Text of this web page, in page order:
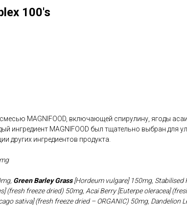
100's
MAGNIFOOD, включающей спирулину, ягоды
ингредиент MAGNIFOOD был тщательно выбран для
других ингредиентов продукта.
Green Barley Grass[Hordeum vulgare] 150mg, Stabilised
(fresh freeze dried) 50mg, Acai Berry [Euterpe oleracea]
sativa] (fresh freeze dried – ORGANIC) 50mg, Dandelion